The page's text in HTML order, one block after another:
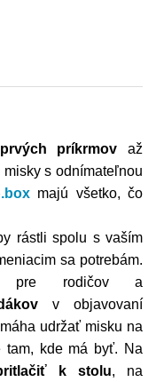
príkrmov až
s odnímateľnou
majú všetko, čo
rástli spolu s vaším
sa potrebám.
pre rodičov a
v objavovaní
udržať misku na
tam, kde má byť. Na
k stolu, na